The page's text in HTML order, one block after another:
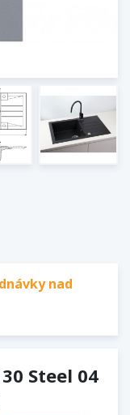
nad
Steel 04